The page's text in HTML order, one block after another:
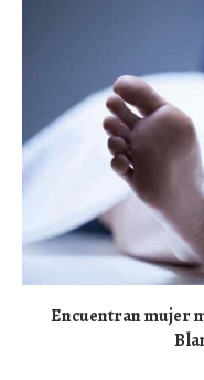
Encuentran mujer